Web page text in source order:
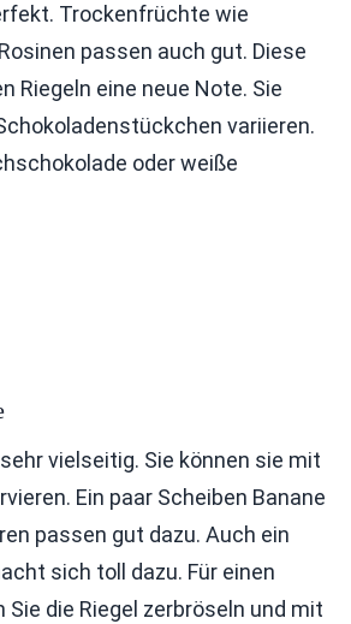
Trockenfrüchte wie
passen auch gut. Diese
Riegeln eine neue Note. Sie
variieren.
oder weiße
vielseitig. Sie können sie mit
Ein paar Scheiben Banane
passen gut dazu. Auch ein
sich toll dazu. Für einen
Sie die Riegel zerbröseln und mit